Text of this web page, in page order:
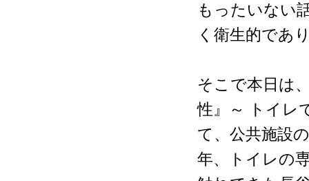
もったいない
く衛生的であ
そこで本日は
性』～ トイレ
て、公共施設
年、トイレの